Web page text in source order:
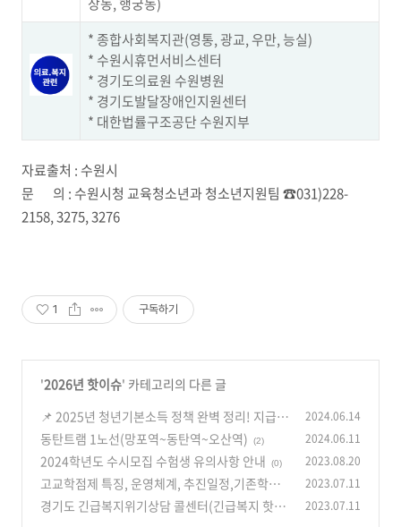
* 종합사회복지관(영통, 광교, 우만, 능실)
* 수원시휴먼서비스센터
* 경기도의료원 수원병원
* 경기도발달장애인지원센터
* 대한법률구조공단 수원지부
자료출처 : 수원시
문 의 : 수원시청 교육청소년과 청소년지원팀 ☎031)228-
2158, 3275, 3276
1 구독하기
'2026년 핫이슈' 카테고리의 다른 글
📌 2025년 청년기본소득 정책 완벽 정리! 지급
대상 및 신청 방법 (0)
2024.06.14
동탄트램 1노선(망포역~동탄역~오산역) (2) 2024.06.11
2024학년도 수시모집 수험생 유의사항 안내 (0) 2023.08.20
고교학점제 특징, 운영체계, 추진일정,기존학년
제와 비교
(0)
2023.07.11
경기도 긴급복지위기상담 콜센터(긴급복지 핫라
2023.07.11